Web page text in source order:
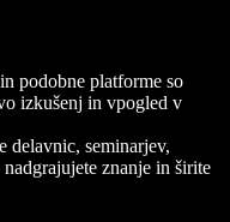
podobne platforme so
izkušenj in vpogled v
seminarjev,
znanje in širite